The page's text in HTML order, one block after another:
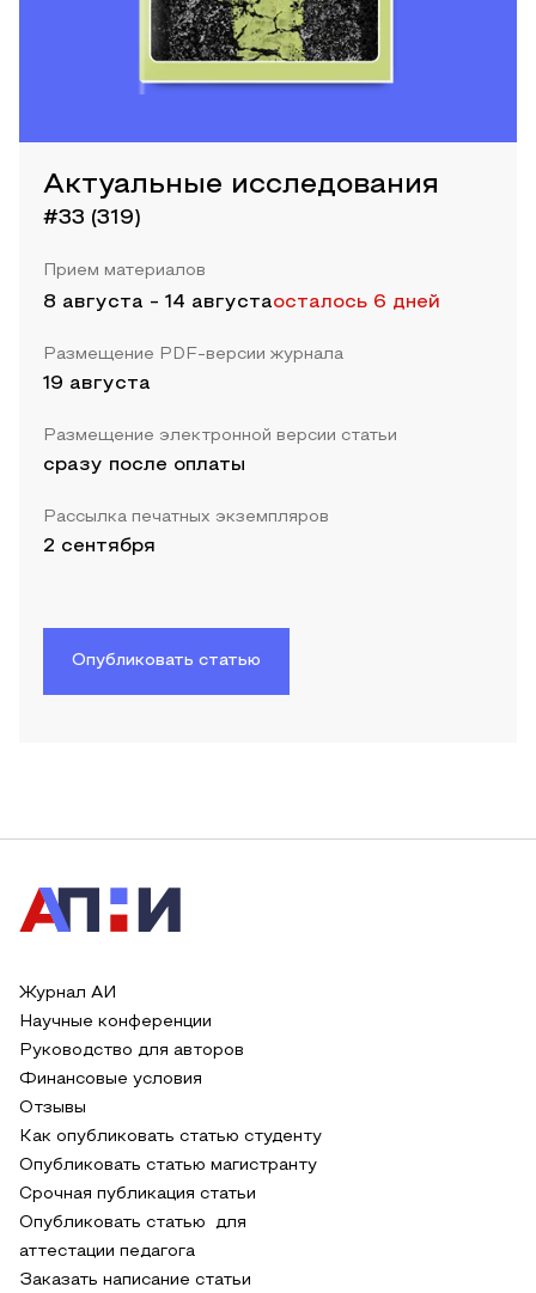
Актуальные исследования
#33 (319)
Прием материалов
8 августа - 14 августаосталось 6 дней
Размещение PDF-версии журнала
19 августа
Размещение электронной версии статьи
сразу после оплаты
Рассылка печатных экземпляров
2 сентября
Опубликовать статью
Журнал АИ
Научные конференции
Руководство для авторов
Финансовые условия
Отзывы
Как опубликовать статью студенту
Опубликовать статью магистранту
Срочная публикация статьи
Опубликовать статью для
аттестации педагога
Заказать написание статьи